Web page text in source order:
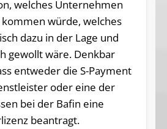
welches Unternehmen
würde, welches
dazu in der Lage und
gewollt wäre. Denkbar
entweder die S-Payment
oder eine der
bei der Bafin eine
beantragt.